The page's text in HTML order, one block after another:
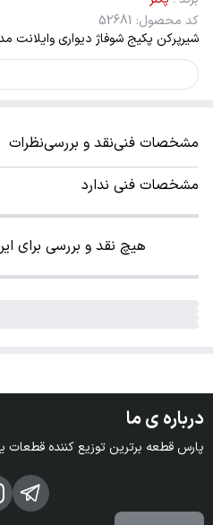
کد محصول:
52681
شیرپرکن پکیج شوفاژ دیواری
مشخصات فنینقد و بررسینظرات
مشخصات فنی ندارد
هیچ نقد و بررسی برای
درباره ی ما
پارس قطعه برترین توزیع کننده قطعات